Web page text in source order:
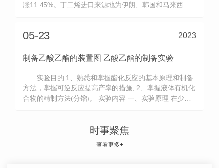
涨11.45%。丁二烯进口来源地为伊朗、韩国和马来西
39.97%%。出口均价109
05-23 2023
制备乙酸乙酯的装置图 乙酸乙酯的制备实验
实验目的 1、熟悉和掌握酯化反应的基本原理和制备
方法，掌握可逆反应提高产率的措施; 2、掌握液体有机化
合物的精制方法(分馏)。 实验内容 一、实验原理 在少量
程。质子活化的羰基被亲核的
时事聚焦
查看更多+